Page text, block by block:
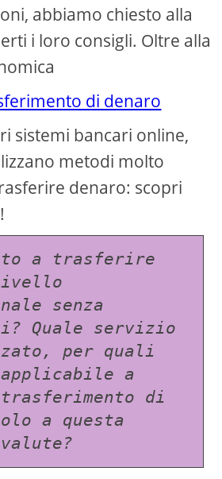
abbiamo chiesto alla
i loro consigli. Oltre alla
di denaro
sistemi bancari online,
metodi molto
denaro: scopri
a trasferire
senza
Quale servizio
per quali
a
di
a questa